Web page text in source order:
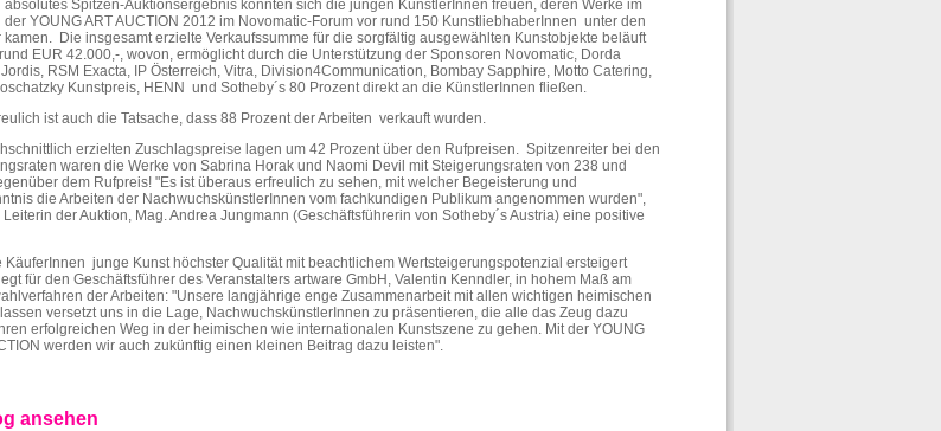
absolutes Spitzen-Auktionsergebnis konnten sich die jungen KünstlerInnen freuen, deren Werke im
der YOUNG ART AUCTION 2012 im Novomatic-Forum vor rund 150 KunstliebhaberInnen unter den
kamen. Die insgesamt erzielte Verkaufssumme für die sorgfältig ausgewählten Kunstobjekte beläuft
EUR 42.000,-, wovon, ermöglicht durch die Unterstützung der Sponsoren Novomatic, Dorda
RSM Exacta, IP Österreich, Vitra, Division4Communication, Bombay Sapphire, Motto Catering,
Kunstpreis, HENN und Sotheby´s 80 Prozent direkt an die KünstlerInnen fließen.
ist auch die Tatsache, dass 88 Prozent der Arbeiten verkauft wurden.
erzielten Zuschlagspreise lagen um 42 Prozent über den Rufpreisen. Spitzenreiter bei den
waren die Werke von Sabrina Horak und Naomi Devil mit Steigerungsraten von 238 und
dem Rufpreis! "Es ist überaus erfreulich zu sehen, mit welcher Begeisterung und
die Arbeiten der NachwuchskünstlerInnen vom fachkundigen Publikum angenommen wurden",
der Auktion, Mag. Andrea Jungmann (Geschäftsführerin von Sotheby´s Austria) eine positive
KäuferInnen junge Kunst höchster Qualität mit beachtlichem Wertsteigerungspotenzial ersteigert
für den Geschäftsführer des Veranstalters artware GmbH, Valentin Kenndler, in hohem Maß am
der Arbeiten: "Unsere langjährige enge Zusammenarbeit mit allen wichtigen heimischen
versetzt uns in die Lage, NachwuchskünstlerInnen zu präsentieren, die alle das Zeug dazu
erfolgreichen Weg in der heimischen wie internationalen Kunstszene zu gehen. Mit der YOUNG
werden wir auch zukünftig einen kleinen Beitrag dazu leisten".
ansehen